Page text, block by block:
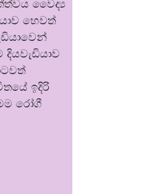
වෛද්‍ය
හෙවත්
ඉදිරි
රෝගී